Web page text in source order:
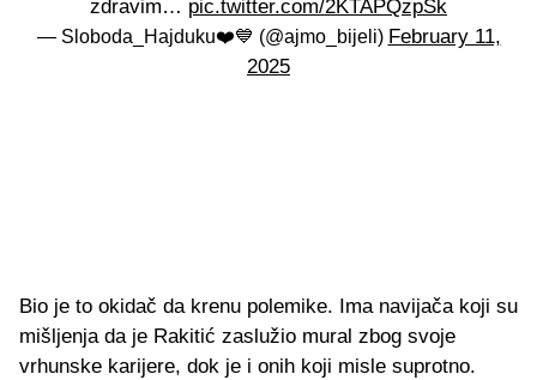
zdravim… pic.twitter.com/2KTAPQzpSk
— Sloboda_Hajduku❤️💙 (@ajmo_bijeli) February 11,
2025
Bio je to okidač da krenu polemike. Ima navijača koji su
mišljenja da je Rakitić zaslužio mural zbog svoje
vrhunske karijere, dok je i onih koji misle suprotno.